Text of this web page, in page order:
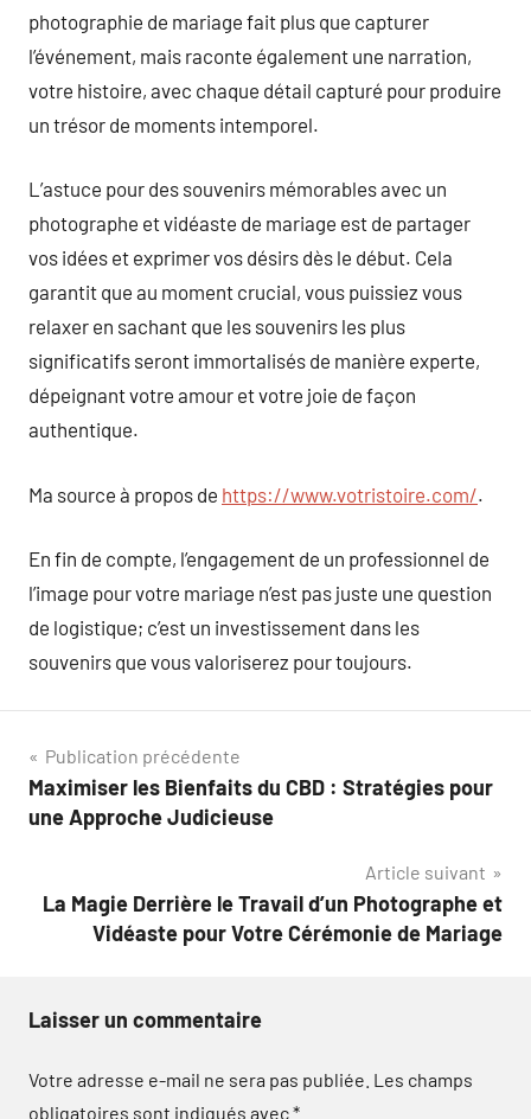
photographie de mariage fait plus que capturer
l’événement, mais raconte également une narration,
votre histoire, avec chaque détail capturé pour produire
un trésor de moments intemporel.
L’astuce pour des souvenirs mémorables avec un
photographe et vidéaste de mariage est de partager
vos idées et exprimer vos désirs dès le début. Cela
garantit que au moment crucial, vous puissiez vous
relaxer en sachant que les souvenirs les plus
significatifs seront immortalisés de manière experte,
dépeignant votre amour et votre joie de façon
authentique.
Ma source à propos de https://www.votristoire.com/.
En fin de compte, l’engagement de un professionnel de
l’image pour votre mariage n’est pas juste une question
de logistique; c’est un investissement dans les
souvenirs que vous valoriserez pour toujours.
Navigation
de
Publication précédente
Maximiser les Bienfaits du CBD : Stratégies pour
une Approche Judicieuse
Article suivant
La Magie Derrière le Travail d’un Photographe et
Vidéaste pour Votre Cérémonie de Mariage
Laisser un commentaire
Votre adresse e-mail ne sera pas publiée. Les champs
obligatoires sont indiqués avec*